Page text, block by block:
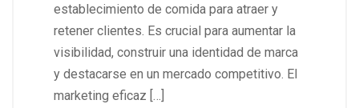
establecimiento de comida para atraer y
retener clientes. Es crucial para aumentar la
visibilidad, construir una identidad de marca
y destacarse en un mercado competitivo. El
marketing eficaz […]